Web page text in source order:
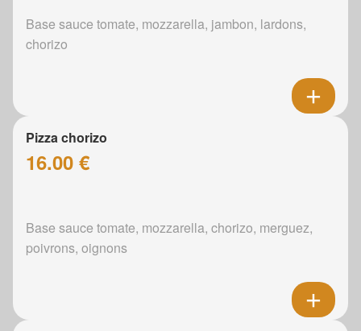
Base sauce tomate, mozzarella, jambon, lardons,
chorizo
Pizza chorizo
16.00 €
Base sauce tomate, mozzarella, chorizo, merguez,
poivrons, oignons